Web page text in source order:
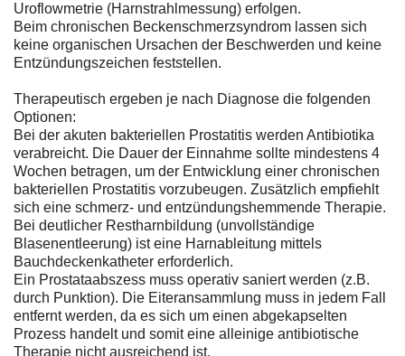
Uroflowmetrie (Harnstrahlmessung) erfolgen.
Beim chronischen Beckenschmerzsyndrom lassen sich
keine organischen Ursachen der Beschwerden und keine
Entzündungszeichen feststellen.
Therapeutisch ergeben je nach Diagnose die folgenden
Optionen:
Bei der akuten bakteriellen Prostatitis werden Antibiotika
verabreicht. Die Dauer der Einnahme sollte mindestens 4
Wochen betragen, um der Entwicklung einer chronischen
bakteriellen Prostatitis vorzubeugen. Zusätzlich empfiehlt
sich eine schmerz- und entzündungshemmende Therapie.
Bei deutlicher Restharnbildung (unvollständige
Blasenentleerung) ist eine Harnableitung mittels
Bauchdeckenkatheter erforderlich.
Ein Prostataabszess muss operativ saniert werden (z.B.
durch Punktion). Die Eiteransammlung muss in jedem Fall
entfernt werden, da es sich um einen abgekapselten
Prozess handelt und somit eine alleinige antibiotische
Therapie nicht ausreichend ist.